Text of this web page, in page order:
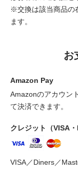
※交換は該当商品の
ます。
お
Amazon Pay
Amazonのアカウン
て決済できます。
クレジット（VISA
VISA／Diners／